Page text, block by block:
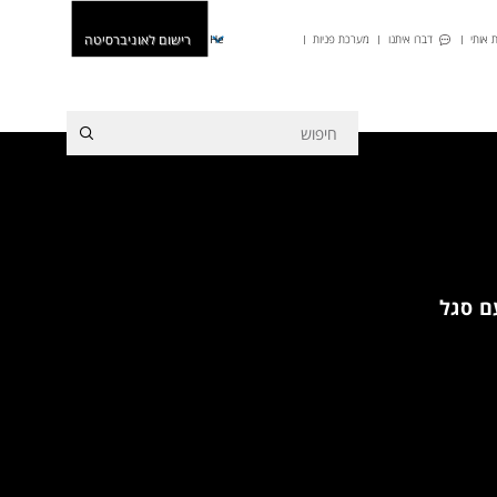
אותי דברו איתנו מערכת פניות He רישום לאוניברסיטה
סגל